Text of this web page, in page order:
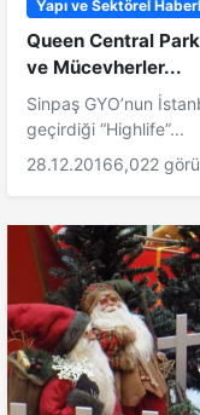
Yapı ve Sektörel
Queen Central
ve Mücevherler...
Sinpaş GYO’nun
geçirdiği “Highlife”...
28.12.20166,022